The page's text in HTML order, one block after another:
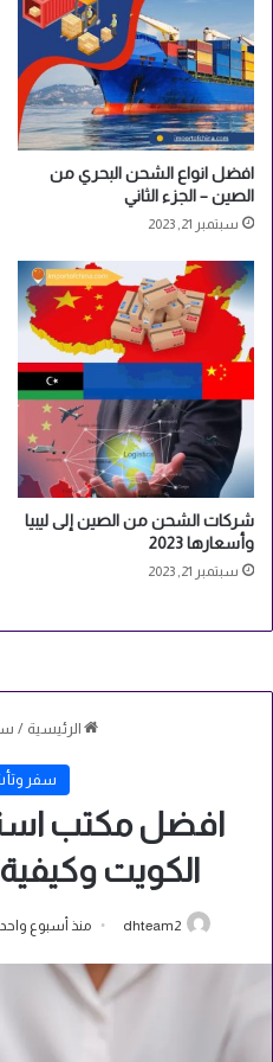
ف
ا
ص
ي
ل
افضل انواع الشحن البحري من
الصين – الجزء الثاني
سبتمبر 21, 2023
شركات الشحن من الصين إلى ليبيا
وأسعارها 2023
سبتمبر 21, 2023